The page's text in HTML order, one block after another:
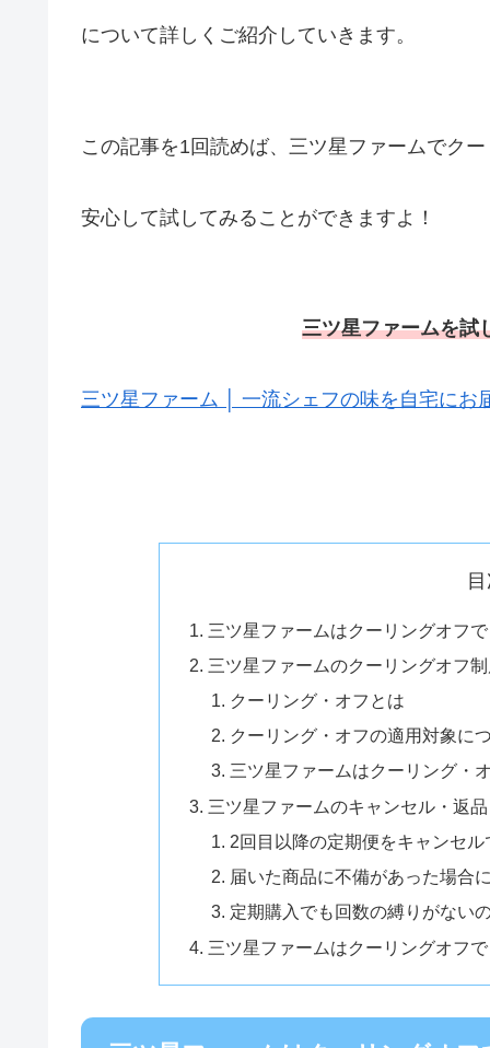
について詳しくご紹介していきます。
この記事を1回読めば、三ツ星ファームでク
安心して試してみることができますよ！
三ツ星ファームを試
三ツ星ファーム │ 一流シェフの味を自宅に
三ツ星ファームはクーリングオフ
三ツ星ファームのクーリングオフ
クーリング・オフとは
クーリング・オフの適用対象に
三ツ星ファームはクーリング・
三ツ星ファームのキャンセル・返
2回目以降の定期便をキャンセル
届いた商品に不備があった場合
定期購入でも回数の縛りがない
三ツ星ファームはクーリングオフ